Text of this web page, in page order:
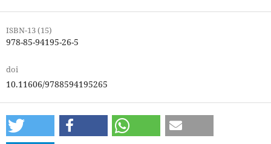
ISBN-13 (15)
978-85-94195-26-5
doi
10.11606/9788594195265